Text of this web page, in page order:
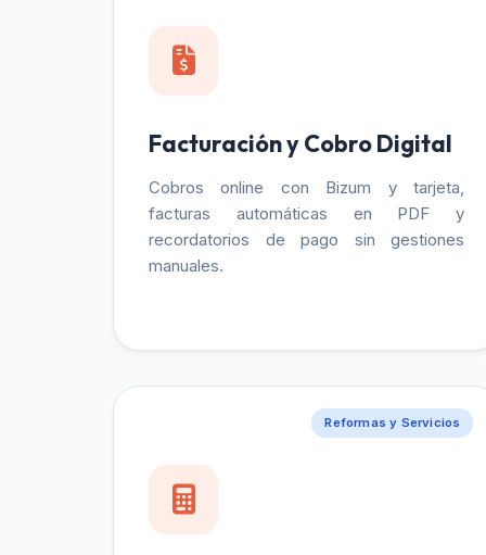
Facturación y Cobro Digital
Cobros online con Bizum y tarjeta,
facturas automáticas en PDF y
recordatorios de pago sin gestiones
manuales.
Reformas y Servicios